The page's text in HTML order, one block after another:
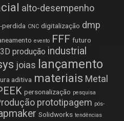
alto-desempenho
perdida CNC digitalização dmp
evento FFF futuro
produção industrial
joias lançamento
aditiva materiais Metal
personalização pesquisa
prototipagem pós-
Solidworks tendências